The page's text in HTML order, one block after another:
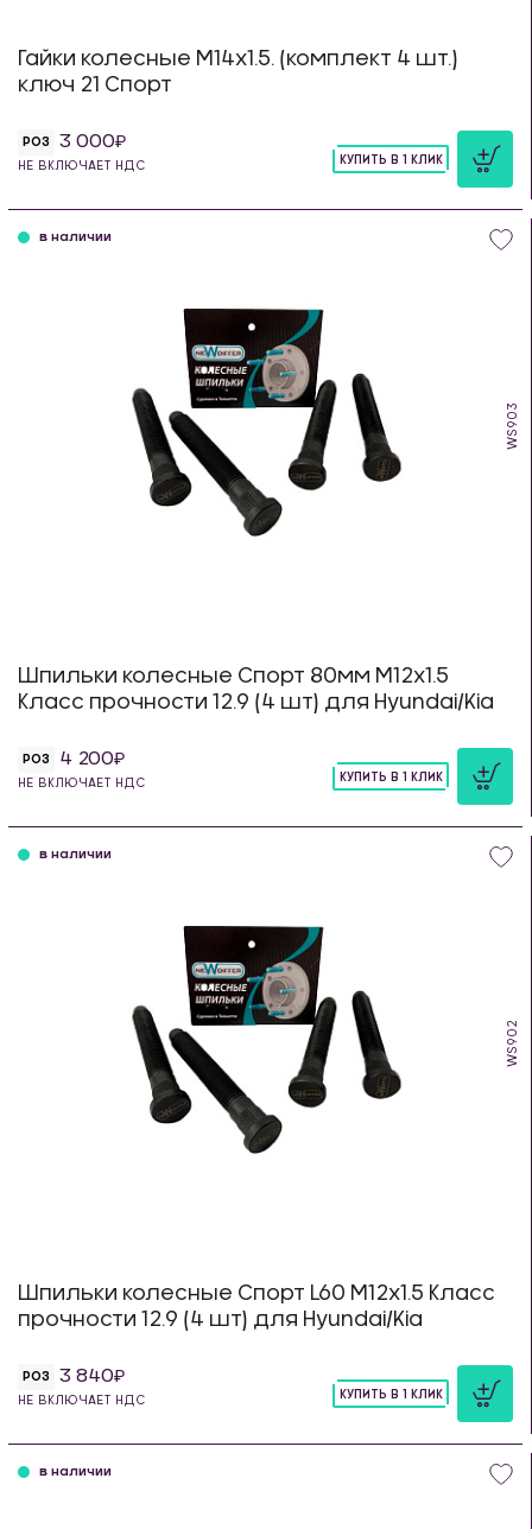
Гайки колесные М14х1.5. (комплект 4 шт.)
ключ 21 Спорт
РОЗ 3 000
НЕ ВКЛЮЧАЕТ НДС
КУПИТЬ В 1 КЛИК
WS903
в наличии
Шпильки колесные Спорт 80мм М12х1.5
Класс прочности 12.9 (4 шт) для Hyundai/Kia
РОЗ 4 200
НЕ ВКЛЮЧАЕТ НДС
КУПИТЬ В 1 КЛИК
WS902
в наличии
Шпильки колесные Спорт L60 М12х1.5 Класс
прочности 12.9 (4 шт) для Hyundai/Kia
РОЗ 3 840
НЕ ВКЛЮЧАЕТ НДС
КУПИТЬ В 1 КЛИК
в наличии